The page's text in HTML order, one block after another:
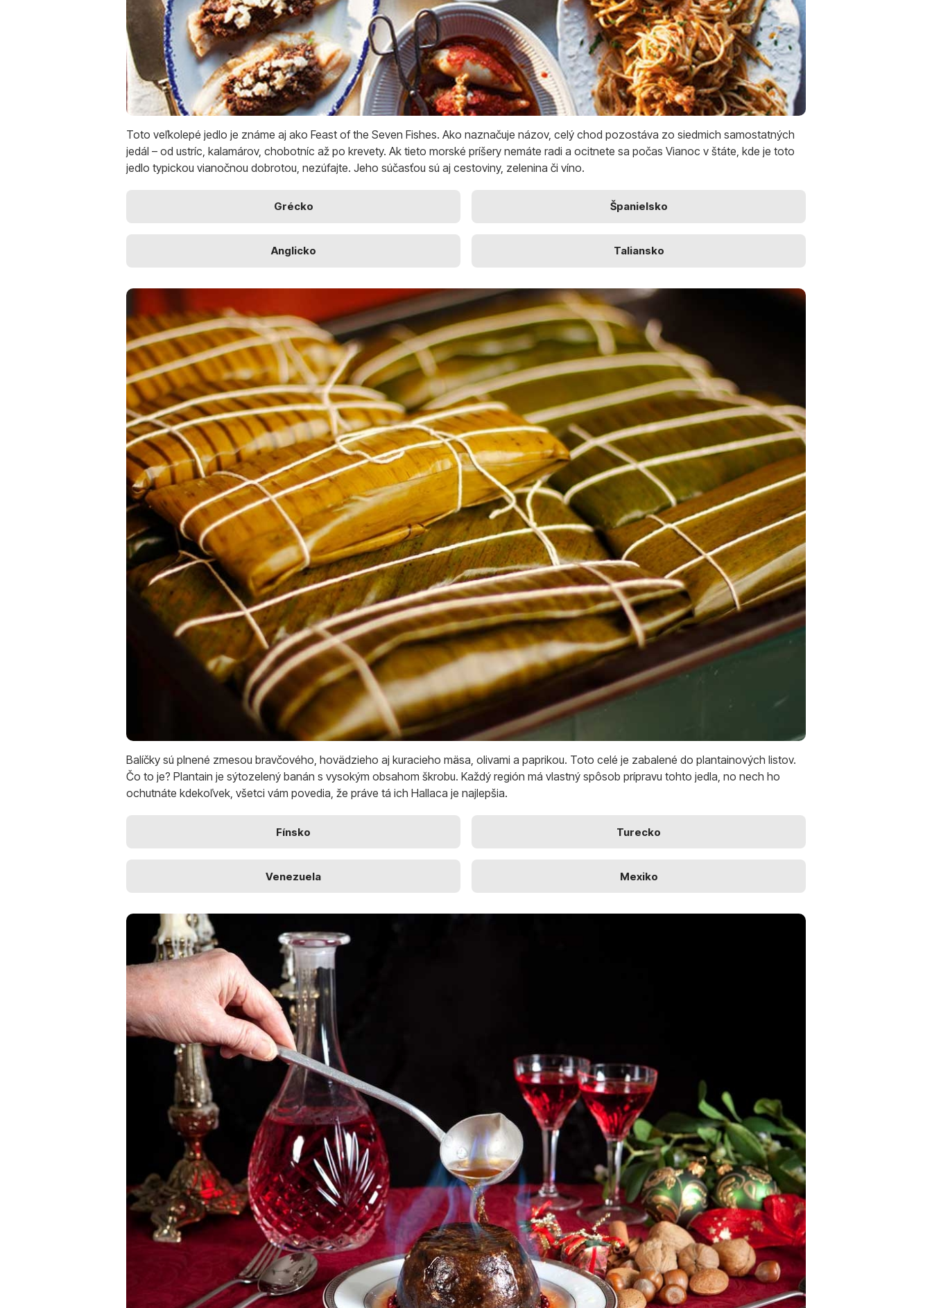
Toto veľkolepé jedlo je známe aj ako Feast of the Seven Fishes. Ako naznačuje názov, celý chod pozostáva zo siedmich samostatných
jedál – od ustríc, kalamárov, chobotníc až po krevety. Ak tieto morské príšery nemáte radi a ocitnete sa počas Vianoc v štáte, kde je toto
jedlo typickou vianočnou dobrotou, nezúfajte. Jeho súčasťou sú aj cestoviny, zelenina či víno.
Grécko Španielsko
Anglicko Taliansko
Balíčky sú plnené zmesou bravčového, hovädzieho aj kuracieho mäsa, olivami a paprikou. Toto celé je zabalené do plantainových listov.
Čo to je? Plantain je sýtozelený banán s vysokým obsahom škrobu. Každý región má vlastný spôsob prípravu tohto jedla, no nech ho
ochutnáte kdekoľvek, všetci vám povedia, že práve tá ich Hallaca je najlepšia.
Fínsko Turecko
Venezuela Mexiko